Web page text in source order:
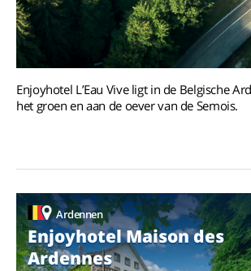
Enjoyhotel L’Eau Vive ligt in de Belgische
het groen en aan de oever van de Semois.
Ardennen
Enjoyhotel Maison des
Ardennes